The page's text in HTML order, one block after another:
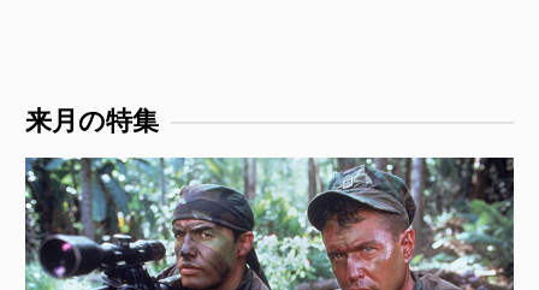
来月の特集